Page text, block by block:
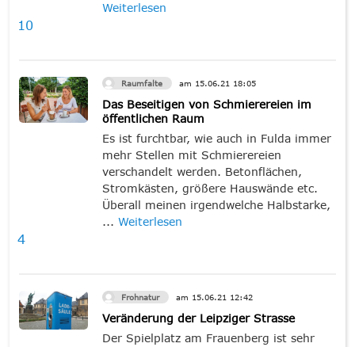
Weiterlesen
10
Raumfalte am 15.06.21 18:05
Das Beseitigen von Schmierereien im
öffentlichen Raum
Es ist furchtbar, wie auch in Fulda immer
mehr Stellen mit Schmierereien
verschandelt werden. Betonflächen,
Stromkästen, größere Hauswände etc.
Überall meinen irgendwelche Halbstarke,
... Weiterlesen
4
Frohnatur am 15.06.21 12:42
Veränderung der Leipziger Strasse
Der Spielplatz am Frauenberg ist sehr